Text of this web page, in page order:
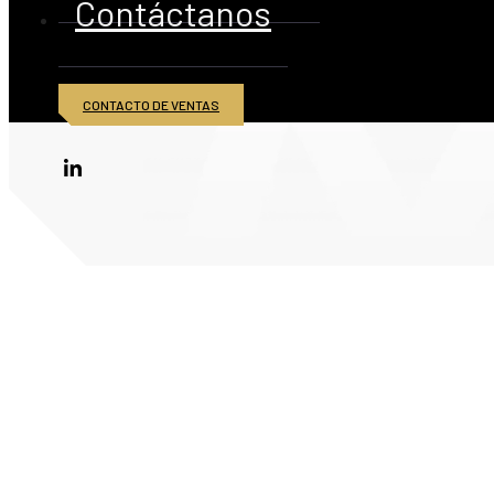
Contáctanos
CONTACTO DE VENTAS
© 2026 American Iron and Metal Inc. Todos los derechos reservados.